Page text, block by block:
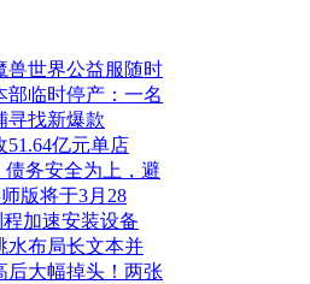
兽世界公益服随时
部临时停产：一名
寻找新爆款
51.64亿元单店
债务安全为上，避
版将于3月28
加速安装设备
水布局长文本并
后大幅掉头！两张